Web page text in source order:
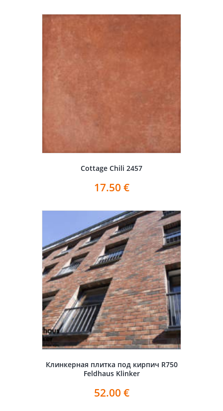
Cottage Chili 2457
17.50 €
Клинкерная плитка под кирпич R750
Feldhaus Klinker
52.00 €